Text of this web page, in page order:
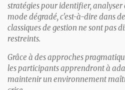
stratégies pour identifier, analyser
mode dégradé, c'est-à-dire dans
classiques de gestion ne sont pas
restreints.
Grâce à des approches
les participants apprendront à
maintenir un environnement